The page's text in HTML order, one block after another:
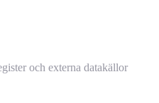
och externa datakällor